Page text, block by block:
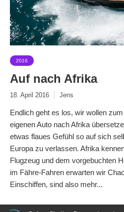
2016
Auf nach Afrika
18. April 2016 Jens
Endlich geht es los, wir wollen
eigenen Auto nach Afrika
etwas flaues Gefühl so auf sich
Europa zu verlassen. Afrika
Flugzeug und dem vorgebuchten
im Fähre-Fahren erwarten wir
Einschiffen, sind also mehr...